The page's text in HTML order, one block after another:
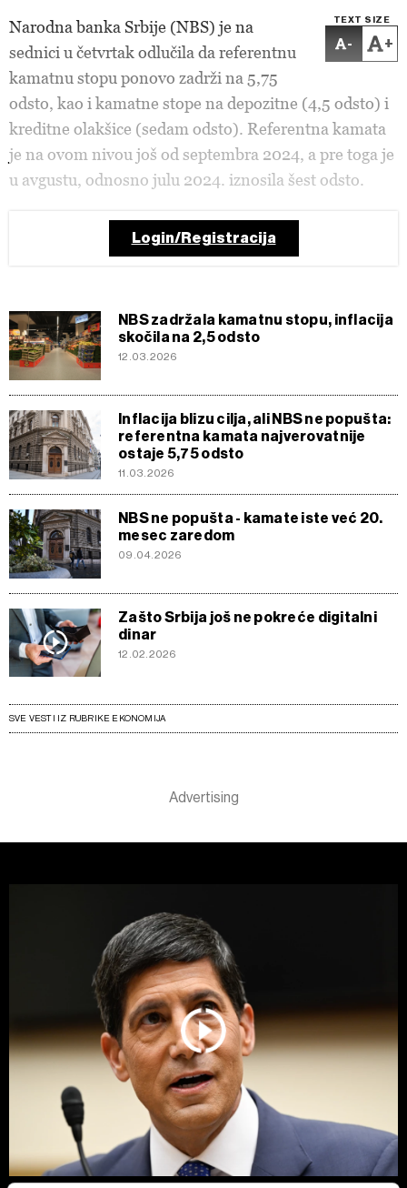
TEXT SIZE
- +
Narodna banka Srbije (NBS) je na
sednici u četvrtak odlučila da referentnu
kamatnu stopu ponovo zadrži na 5,75
odsto, kao i kamatne stope na depozitne (4,5 odsto) i
kreditne olakšice (sedam odsto). Referentna kamata
je na ovom nivou još od septembra 2024, a pre toga je
u avgustu, odnosno julu 2024. iznosila šest odsto.
Login/Registracija
NBS zadržala kamatnu stopu, inflacija
skočila na 2,5 odsto
12.03.2026
Inflacija blizu cilja, ali NBS ne popušta:
referentna kamata najverovatnije
ostaje 5,75 odsto
11.03.2026
NBS ne popušta - kamate iste već 20.
mesec zaredom
09.04.2026
Zašto Srbija još ne pokreće digitalni
dinar
12.02.2026
SVE VESTI IZ RUBRIKE EKONOMIJA